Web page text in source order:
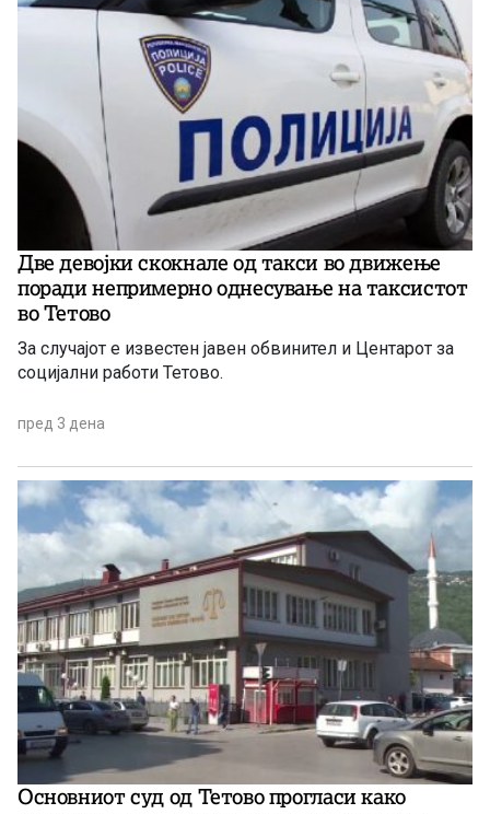
Две девојки скокнале од такси во движење
поради непримерно однесување на таксистот
во Тетово
За случајот е известен јавен обвинител и Центарот за
социјални работи Тетово.
пред 3 дена
Основниот суд од Тетово прогласи како